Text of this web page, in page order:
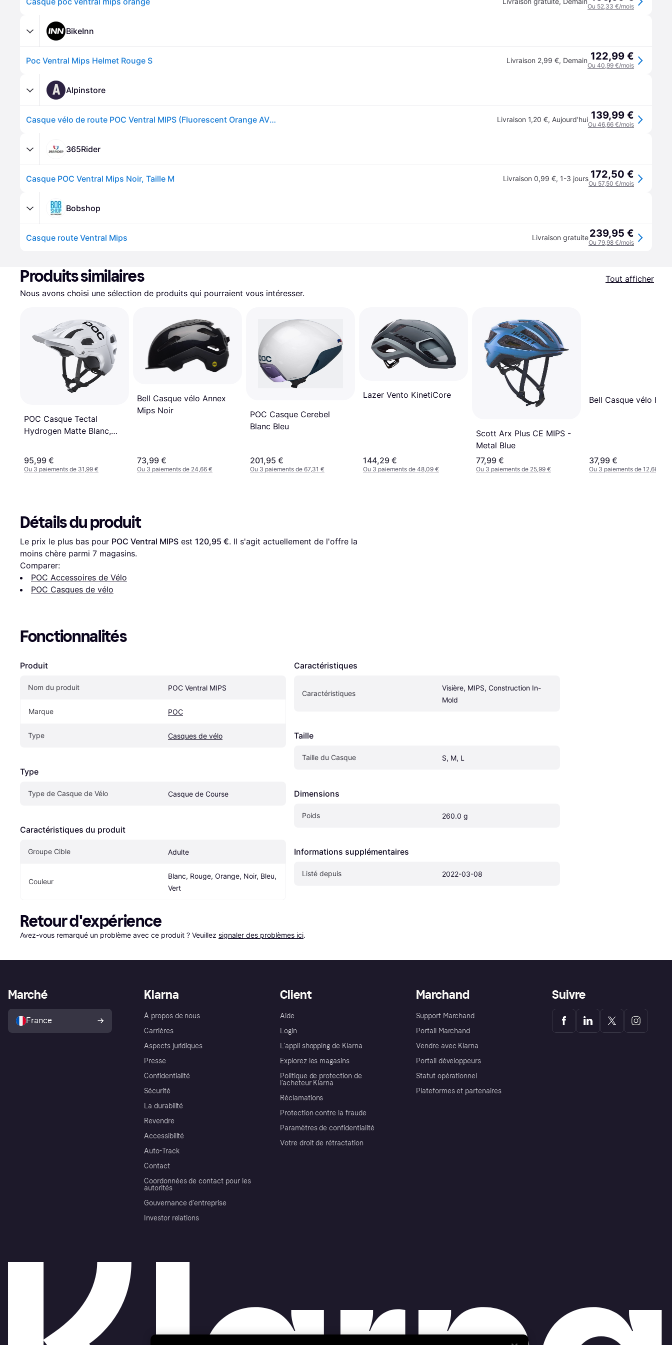
Ou 52,33 €/mois
BikeInn
Poc Ventral Mips Helmet Rouge S Livraison 2,99 €, Demain 122,99 €
Ou 40,99 €/mois
A Alpinstore
Casque vélo de route POC Ventral MIPS (Fluorescent Orange AVIP) Livraison 1,20 €, Aujourd'hui 139,99 €
Ou 46,66 €/mois
365Rider
Casque POC Ventral Mips Noir, Taille M Livraison 0,99 €, 1-3 jours 172,50 €
Ou 57,50 €/mois
Bobshop
Casque route Ventral Mips Livraison gratuite239,95 €
Ou 79,98 €/mois
Produits similaires
Tout afficher
Nous avons choisi une sélection de produits qui pourraient vous intéresser.
POC Casque Tectal
Hydrogen Matte Blanc,
95,99 €
Ou 3 paiements de 31,99 €
Bell Casque vélo Annex
Mips Noir
73,99 €
Ou 3 paiements de 24,66 €
POC Casque Cerebel
Blanc Bleu
201,95 €
Ou 3 paiements de 67,31 €
Lazer Vento KinetiCore
144,29 €
Ou 3 paiements de 48,09 €
Scott Arx Plus CE MIPS -
Metal Blue
77,99 €
Ou 3 paiements de 25,99 €
Bell Casque vélo Hub
37,99 €
Ou 3 paiements de 12,66 €
Détails du produit
Le prix le plus bas pour POC Ventral MIPS est 120,95 €. Il s'agit actuellement de l'offre la
moins chère parmi 7 magasins.
Comparer:
POC Accessoires de Vélo
POC Casques de vélo
Fonctionnalités
Produit
Nom du produit POC Ventral MIPS
Marque POC
Type Casques de vélo
Type
Type de Casque de Vélo Casque de Course
Caractéristiques du produit
Groupe Cible Adulte
Couleur
Blanc, Rouge, Orange, Noir, Bleu,
Vert
Caractéristiques
Caractéristiques
Visière, MIPS, Construction In-
Mold
Taille
Taille du Casque S, M, L
Dimensions
Poids 260.0 g
Informations supplémentaires
Listé depuis 2022-03-08
Retour d'expérience
Avez-vous remarqué un problème avec ce produit ? Veuillez signaler des problèmes ici.
Klarna
À propos de nous
Carrières
Aspects juridiques
Presse
Confidentialité
Sécurité
La durabilité
Revendre
Accessibilité
Auto-Track
Contact
Coordonnées de contact pour les
autorités
Gouvernance d’entreprise
Investor relations
Client
Aide
Login
L'appli shopping de Klarna
Explorez les magasins
Politique de protection de
l’acheteur Klarna
Réclamations
Protection contre la fraude
Paramètres de confidentialité
Votre droit de rétractation
Marchand
Support Marchand
Portail Marchand
Vendre avec Klarna
Portail développeurs
Statut opérationnel
Plateformes et partenaires
Marché
France
Suivre